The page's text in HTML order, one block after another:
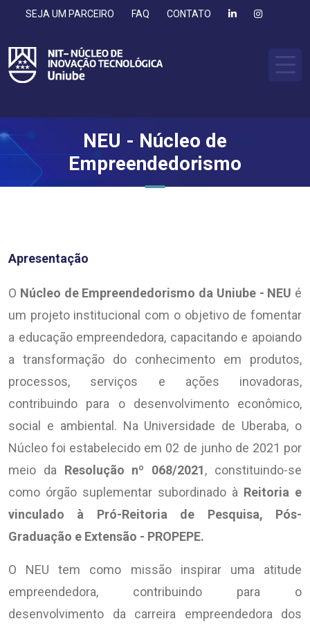
SEJA UM PARCEIRO FAQ CONTATO
NEU - Núcleo de
Empreendedorismo
Apresentação
O Núcleo de Empreendedorismo da Uniube - NEU é
um projeto institucional com o objetivo de fomentar
a educação empreendedora, capacitando e apoiando
a transformação do conhecimento em produtos,
processos, serviços e ações inovadoras,
contribuindo para o desenvolvimento econômico,
social e ambiental. Na Universidade de Uberaba, o
Núcleo foi estabelecido em 02 de junho de 2021 por
meio da Resolução nº 068/2021, constituindo-se
como órgão suplementar subordinado à Reitoria e
vinculado à Pró-Reitoria de Pesquisa, Pós-
Graduação e Extensão - PROPEPE.
O NEU tem como missão inspirar uma atitude
empreendedora, contribuindo para o
desenvolvimento da carreira empreendedora dos